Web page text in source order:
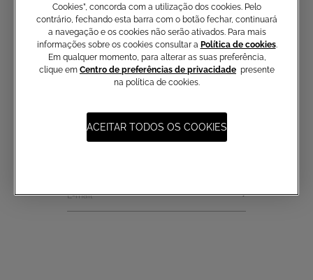
com a newsletter Atelier Emé
E-mail
Cookies”, concorda com a utilização dos cookies. Pelo
contrário, fechando esta barra com o botão fechar, continuará
a navegação e os cookies não serão ativados. Para mais
informações sobre os cookies consultar a Política de cookies.
Em qualquer momento, para alterar as suas preferência,
clique em Centro de preferências de privacidade presente
na política de cookies.
ACEITAR TODOS OS COOKIES